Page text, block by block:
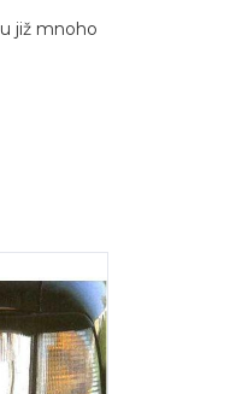
již mnoho